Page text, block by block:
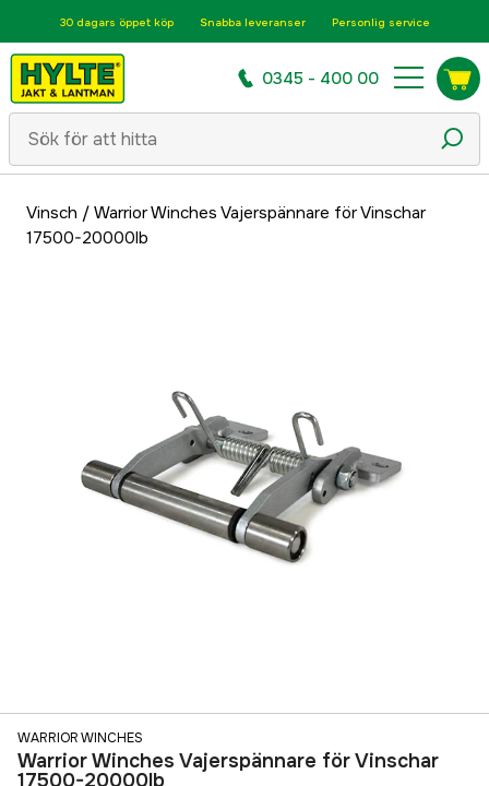
30 dagars öppet köp Snabba leveranser Personlig service
0345 - 400 00
Vinsch / Warrior Winches Vajerspännare för Vinschar
17500-20000lb
WARRIOR WINCHES
Warrior Winches Vajerspännare för Vinschar
17500-20000lb